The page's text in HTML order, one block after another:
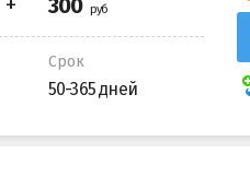
Срок
50-365 дней